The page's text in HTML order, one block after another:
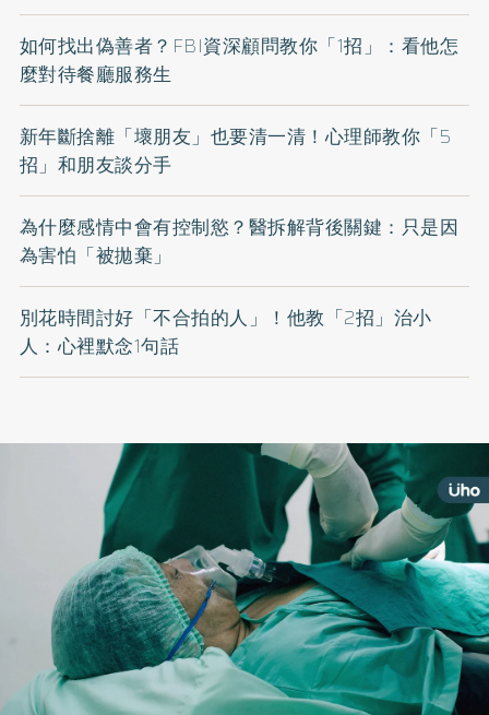
如何找出偽善者？FBI資深顧問教你「1招」：看他怎
麼對待餐廳服務生
新年斷捨離「壞朋友」也要清一清！心理師教你「5
招」和朋友談分手
為什麼感情中會有控制慾？醫拆解背後關鍵：只是因
為害怕「被拋棄」
別花時間討好「不合拍的人」！他教「2招」治小
人：心裡默念1句話